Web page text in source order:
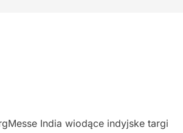
India wiodące indyjske targi